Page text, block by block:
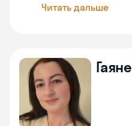
Читать дальше
Гаяне